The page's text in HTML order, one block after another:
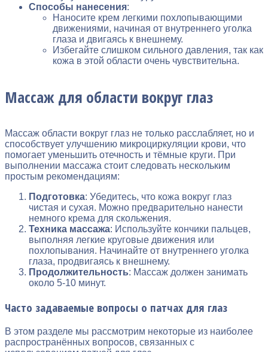
Способы нанесения:
Наносите крем легкими похлопывающими
движениями, начиная от внутреннего уголка
глаза и двигаясь к внешнему.
Избегайте слишком сильного давления, так как
кожа в этой области очень чувствительна.
Массаж для области вокруг глаз
Массаж области вокруг глаз не только расслабляет, но и
способствует улучшению микроциркуляции крови, что
помогает уменьшить отечность и тёмные круги. При
выполнении массажа стоит следовать нескольким
простым рекомендациям:
Подготовка: Убедитесь, что кожа вокруг глаз
чистая и сухая. Можно предварительно нанести
немного крема для скольжения.
Техника массажа: Используйте кончики пальцев,
выполняя легкие круговые движения или
похлопывания. Начинайте от внутреннего уголка
глаза, продвигаясь к внешнему.
Продолжительность: Массаж должен занимать
около 5-10 минут.
Часто задаваемые вопросы о патчах для глаз
В этом разделе мы рассмотрим некоторые из наиболее
распространённых вопросов, связанных с